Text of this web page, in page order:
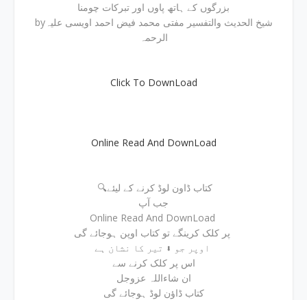
بزرگوں کے ہاتھ پاوں اور تبرکات چومنا
byشیخ الحدیث والتفسیر مفتی محمد فیض احمد اویسی علیہ
الرحمہ
Click To DownLoad
Online Read And DownLoad
🔍کتاب ڈاون لوڈ کرنے کے لیئے
جب آپ
Online Read And DownLoad
اس پر کلک کرنے سے
ان شاءاللہ عزوجل
کتاب ڈاؤن لوڈ ہوجائے گی